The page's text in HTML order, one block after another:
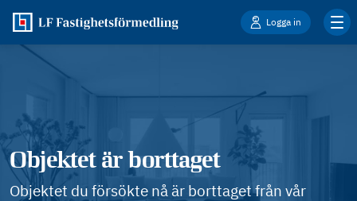
Logga in
Objektet är borttaget
Objektet du försökte nå är borttaget från vår